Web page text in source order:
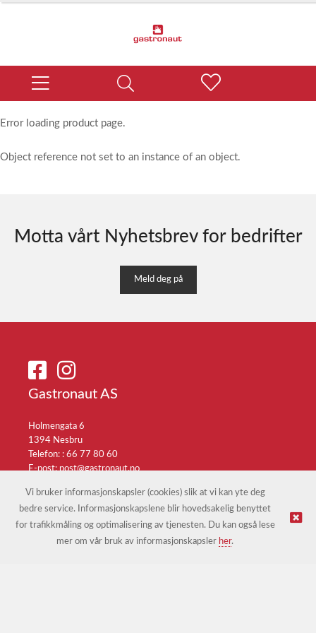
Error loading product page.
Object reference not set to an instance of an object.
Motta vårt Nyhetsbrev for bedrifter
Meld deg på
Gastronaut AS
Holmengata 6
1394 Nesbru
Telefon: : 66 77 80 60
E-post:post@gastronaut.no
© Gastronaut AS | Nettbutikk levert av Kréatif
Vi bruker informasjonskapsler (cookies) slik at vi kan yte deg
bedre service. Informasjonskapslene blir hovedsakelig benyttet
for trafikkmåling og optimalisering av tjenesten. Du kan også lese
mer om vår bruk av informasjonskapsler her.